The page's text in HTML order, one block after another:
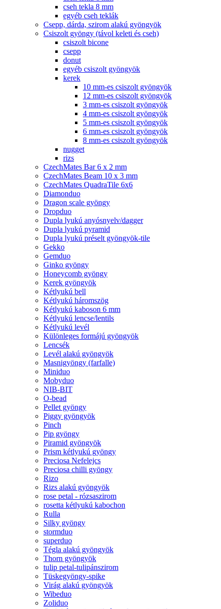
cseh tekla 8 mm
egyéb cseh teklák
Csepp, dárda, szirom alakú gyöngyök
Csiszolt gyöngy (távol keleti és cseh)
csiszolt bicone
csepp
donut
egyéb csiszolt gyöngyök
kerek
10 mm-es csiszolt gyöngyök
12 mm-es csiszolt gyöngyök
3 mm-es csiszolt gyöngyök
4 mm-es csiszolt gyöngyök
5 mm-es csiszolt gyöngyök
6 mm-es csiszolt gyöngyök
8 mm-es csiszolt gyöngyök
nugget
rizs
CzechMates Bar 6 x 2 mm
CzechMates Beam 10 x 3 mm
CzechMates QuadraTile 6x6
Diamonduo
Dragon scale gyöngy
Dropduo
Dupla lyukú anyósnyelv/dagger
Dupla lyukú pyramid
Dupla lyukú préselt gyöngyök-tile
Gekko
Gemduo
Ginko gyöngy
Honeycomb gyöngy
Kerek gyöngyök
Kétlyukú bell
Kétlyukú háromszög
Kétlyukú kaboson 6 mm
Kétlyukú lencse/lentils
Kétlyukú levél
Különleges formájú gyöngyök
Lencsék
Levél alakú gyöngyök
Masnigyöngy (farfalle)
Miniduo
Mobyduo
NIB-BIT
O-bead
Pellet gyöngy
Piggy gyöngyök
Pinch
Pip gyöngy
Piramid gyöngyök
Prism kétlyukú gyöngy
Preciosa Nefelejcs
Preciosa chilli gyöngy
Rizo
Rizs alakú gyöngyök
rose petal - rózsaszirom
rosetta kétlyukú kabochon
Rulla
Silky gyöngy
stormduo
superduo
Tégla alakú gyöngyök
Thorn gyöngyök
tulip petal-tulipánszirom
Tüskegyöngy-spike
Virág alakú gyöngyök
Wibeduo
Zoliduo